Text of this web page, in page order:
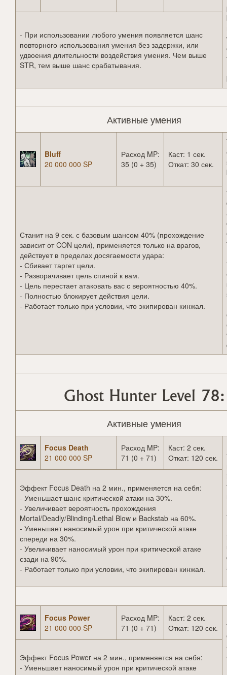
- При использовании любого умения появляется шанс
повторного использования умения без задержки, или
удвоения длительности воздействия умения. Чем выше
STR, тем выше шанс срабатывания.
Активные умения
Bluff
20 000 000 SP
Расход MP:
35 (0 + 35)
Каст: 1 сек.
Откат: 30 сек.
Станит на 9 сек. с базовым шансом 40% (прохождение
зависит от CON цели), применяется только на врагов,
действует в пределах досягаемости удара:
- Сбивает таргет цели.
- Разворачивает цель спиной к вам.
- Цель перестает атаковать вас с вероятностью 40%.
- Полностью блокирует действия цели.
- Работает только при условии, что экипирован кинжал.
Ghost Hunter Level 78:
Активные умения
Focus Death
21 000 000 SP
Расход MP:
71 (0 + 71)
Каст: 2 сек.
Откат: 120 сек.
Эффект Focus Death на 2 мин., применяется на себя:
- Уменьшает шанс критической атаки на 30%.
- Увеличивает вероятность прохождения
Mortal/Deadly/Blinding/Lethal Blow и Backstab на 60%.
- Уменьшает наносимый урон при критической атаке
спереди на 30%.
- Увеличивает наносимый урон при критической атаке
сзади на 90%.
- Работает только при условии, что экипирован кинжал.
Focus Power
21 000 000 SP
Расход MP:
71 (0 + 71)
Каст: 2 сек.
Откат: 120 сек.
Эффект Focus Power на 2 мин., применяется на себя:
- Уменьшает наносимый урон при критической атаке